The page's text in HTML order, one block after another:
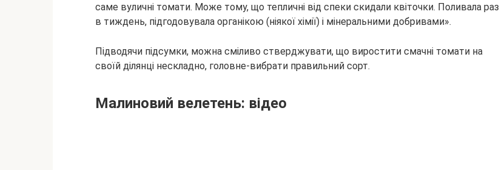
саме вуличні томати. Може тому, що тепличні від спеки скидали квіточки. Поливала раз
в тиждень, підгодовувала органікою (ніякої хімії) і мінеральними добривами».
Підводячи підсумки, можна сміливо стверджувати, що виростити смачні томати на
своїй ділянці нескладно, головне-вибрати правильний сорт.
Малиновий велетень: відео